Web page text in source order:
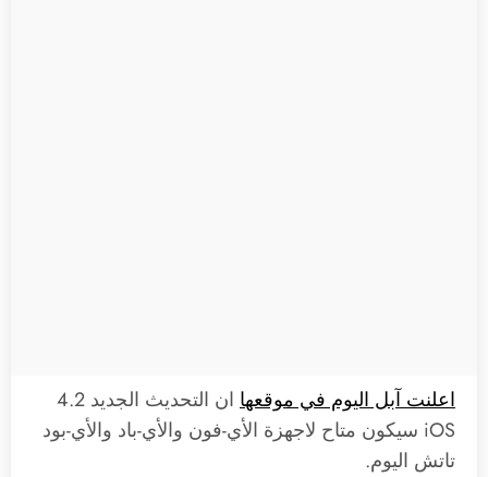
اعلنت آبل اليوم في موقعها
ان التحديث الجديد 4.2
iOS سيكون متاح لاجهزة الأي-فون والأي-باد والأي-بود
تاتش اليوم.